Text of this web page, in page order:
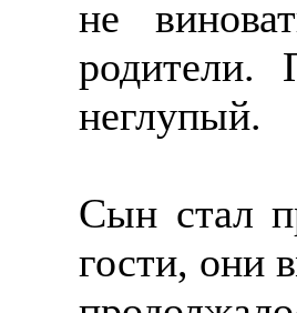
не
родители.
неглупый.
Сын стал
гости, они